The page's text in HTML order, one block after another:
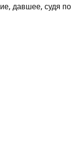
давшее, судя по